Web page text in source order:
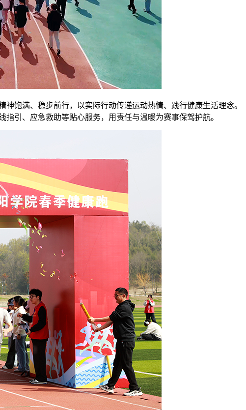
饱满、稳步前行，以实际行动传递运动热情、践行健康生活理念。
引、应急救助等贴心服务，用责任与温暖为赛事保驾护航。